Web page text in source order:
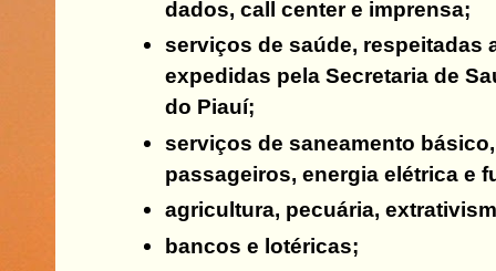
dados, call center e imprensa;
serviços de saúde, respeitadas
expedidas pela Secretaria de
do Piauí;
serviços de saneamento
passageiros, energia elétrica e
agricultura, pecuária,
bancos e lotéricas;